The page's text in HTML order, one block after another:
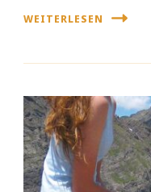
WEITERLESEN